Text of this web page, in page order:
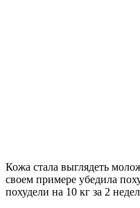
Кожа стала выглядеть
своем примере убедила
похудели на 10 кг за 2